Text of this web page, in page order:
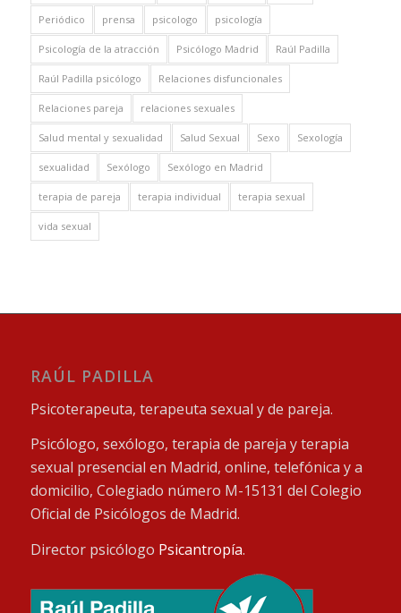
Periódico prensa psicologo psicología
Psicología de la atracción Psicólogo Madrid Raúl Padilla
Raúl Padilla psicólogo Relaciones disfuncionales
Relaciones pareja relaciones sexuales
Salud mental y sexualidad Salud Sexual Sexo Sexología
sexualidad Sexólogo Sexólogo en Madrid
terapia de pareja terapia individual terapia sexual
vida sexual
RAÚL PADILLA
Psicoterapeuta, terapeuta sexual y de pareja.
Psicólogo, sexólogo, terapia de pareja y terapia
sexual presencial en Madrid, online, telefónica y a
domicilio, Colegiado número M-15131 del Colegio
Oficial de Psicólogos de Madrid.
Director psicólogo Psicantropía.